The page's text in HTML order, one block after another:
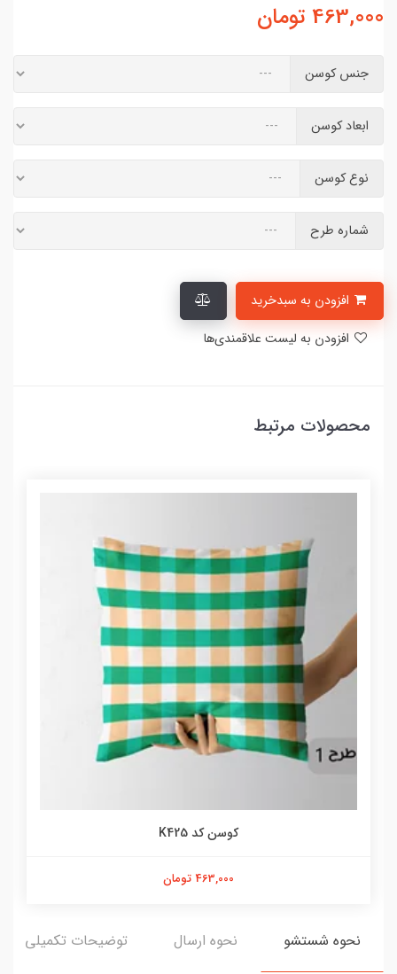
463,000 تومان
جنس کوسن
ابعاد کوسن
نوع کوسن
شماره طرح
محصولات مرتبط
کوسن کد K425
463,000 تومان
نحوه شستشو نحوه ارسال توضیحات تکمیلی